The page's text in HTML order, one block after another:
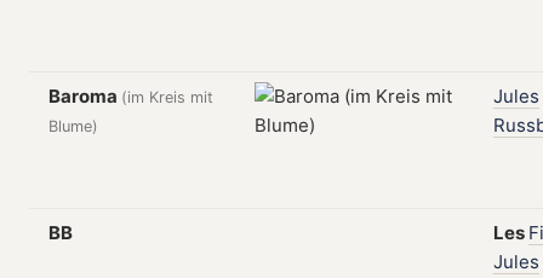
Baroma (im Kreis mit
Blume)
Jules
BB Les
Jules